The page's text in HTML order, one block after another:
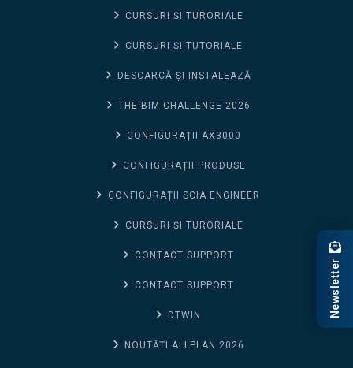
CURSURI ȘI TURORIALE
CURSURI ȘI TUTORIALE
DESCARCĂ ȘI INSTALEAZĂ
THE BIM CHALLENGE 2026
CONFIGURAȚII AX3000
CONFIGURAȚII PRODUSE
CONFIGURAȚII SCIA ENGINEER
CURSURI ȘI TURORIALE
CONTACT SUPPORT
CONTACT SUPPORT
DTWIN
NOUTĂȚI ALLPLAN 2026
Newsletter